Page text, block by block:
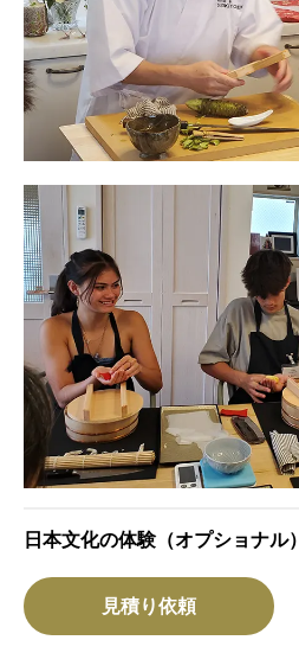
日本文化の体験（オプショナル）
見積り依頼